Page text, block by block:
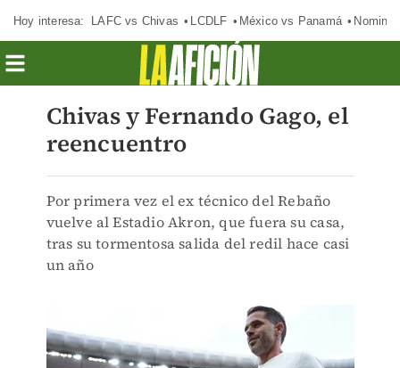
Hoy interesa: LAFC vs Chivas LCDLF México vs Panamá
Chivas y Fernando Gago, el
reencuentro
Por primera vez el ex técnico del Rebaño
vuelve al Estadio Akron, que fuera su casa,
tras su tormentosa salida del redil hace casi
un año